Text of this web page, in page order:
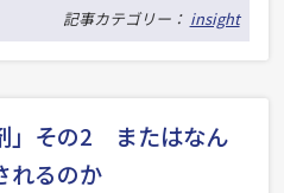
方
と
て
の
記事カテゴリー： insight
」その2 またはなん
れるのか